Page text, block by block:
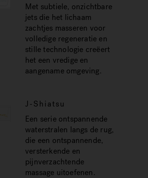
Met subtiele, onzichtbare
jets die het lichaam
zachtjes masseren voor
volledige regeneratie en
stille technologie creëert
het een vredige en
aangename omgeving.
J-Shiatsu
Een serie ontspannende
waterstralen langs de rug,
die een ontspannende,
versterkende en
pijnverzachtende
massage uitoefenen.